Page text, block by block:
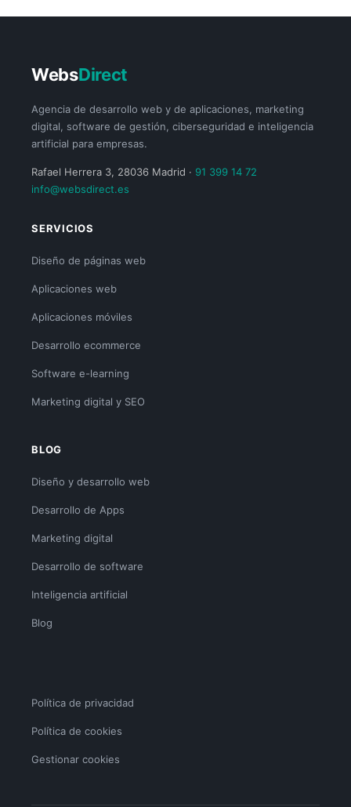
WebsDirect
Agencia de desarrollo web y de aplicaciones, marketing
digital, software de gestión, ciberseguridad e inteligencia
artificial para empresas.
Rafael Herrera 3, 28036 Madrid · 91 399 14 72
info@websdirect.es
SERVICIOS
Diseño de páginas web
Aplicaciones web
Aplicaciones móviles
Desarrollo ecommerce
Software e-learning
Marketing digital y SEO
BLOG
Diseño y desarrollo web
Desarrollo de Apps
Marketing digital
Desarrollo de software
Inteligencia artificial
Blog
Política de privacidad
Política de cookies
Gestionar cookies